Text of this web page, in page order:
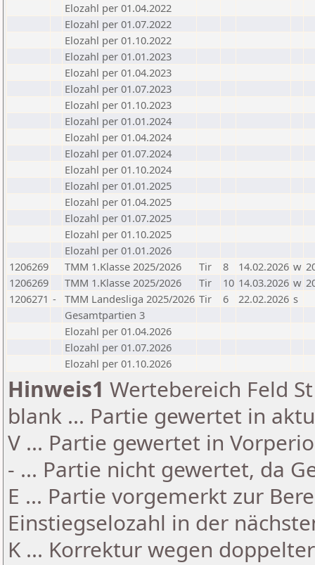
Elozahl per 01.04.2022
Elozahl per 01.07.2022
Elozahl per 01.10.2022
Elozahl per 01.01.2023
Elozahl per 01.04.2023
Elozahl per 01.07.2023
Elozahl per 01.10.2023
Elozahl per 01.01.2024
Elozahl per 01.04.2024
Elozahl per 01.07.2024
Elozahl per 01.10.2024
Elozahl per 01.01.2025
Elozahl per 01.04.2025
Elozahl per 01.07.2025
Elozahl per 01.10.2025
Elozahl per 01.01.2026
1206269
TMM 1.Klasse 2025/2026 Tir 8 14.02.2026 w
1206269
TMM 1.Klasse 2025/2026 Tir 10 14.03.2026 w
1206271 - TMM Landesliga 2025/2026 Tir 6 22.02.2026 s
Gesamtpartien 3
Elozahl per 01.04.2026
Elozahl per 01.07.2026
Elozahl per 01.10.2026
Hinweis1 Wertebereich Feld
blank ... Partie gewertet in
V ... Partie gewertet in
- ... Partie nicht gewertet, da
E ... Partie vorgemerkt zur
Einstiegselozahl in der
K ... Korrektur wegen